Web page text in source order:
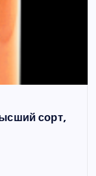
сорт,